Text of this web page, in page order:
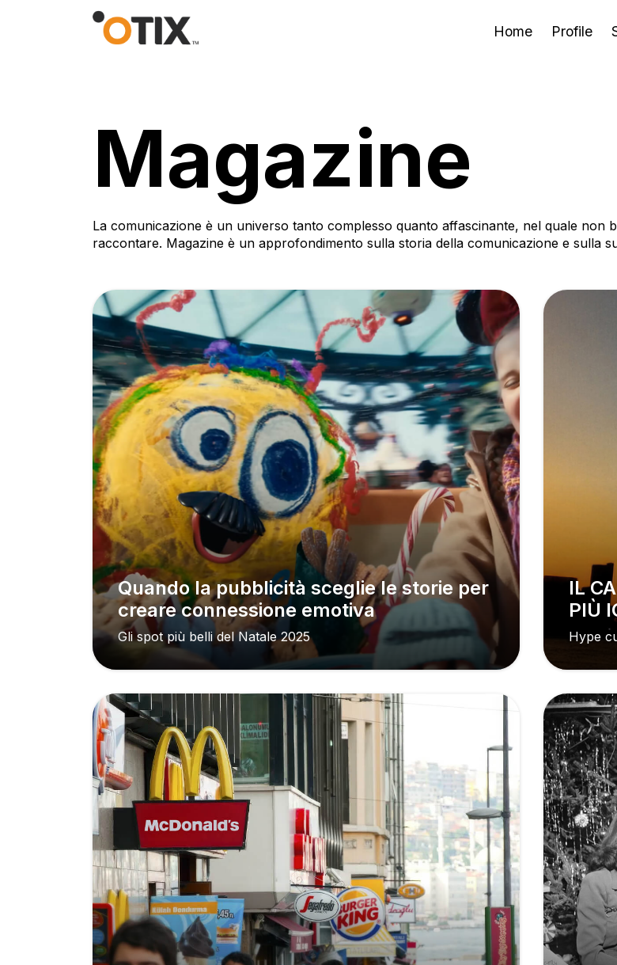
Home Profile
Magazine
La comunicazione è un universo tanto complesso quanto affascinante, nel quale non
raccontare. Magazine è un approfondimento sulla storia della comunicazione e sulla
Quando la pubblicità sceglie le storie per
creare connessione emotiva
Gli spot più belli del Natale 2025
IL CASO AIR JORDAN: UNO DEI BRAND
PIÙ
Hype